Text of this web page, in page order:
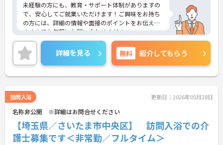
未経験の方にも、教育・サポート体制がありますの
で、安心してご就業いただけます！ご興味をお持ち
の方には、詳細の情報や面接のポイントをお伝えし
ますのでお気軽にお問い合わせください。
詳細を見る 無料 紹介してもらう
訪問入浴 更新日：2026年05月28日
名称非公開 ※詳細はお問合せください
【埼玉県／さいたま市中央区】 訪問入浴での介
護士募集です＜非常勤／フルタイム＞